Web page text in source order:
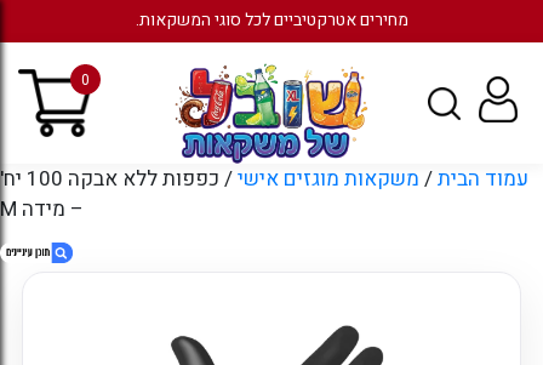
מחירים אטרקטיביים לכל סוגי המשקאות.
0
עמוד הבית/ משקאות מוגזים אישי
/ כפפות ללא אבקה 100 יח'
– מידה M